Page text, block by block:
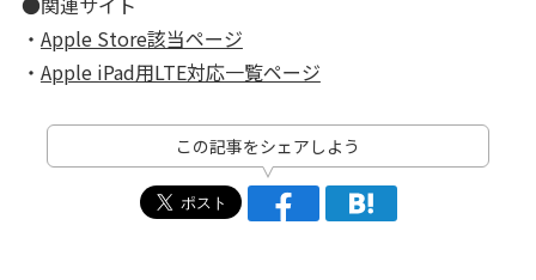
・ Apple Store該当ページ
・ Apple iPad用LTE対応一覧ページ
この記事をシェアしよう